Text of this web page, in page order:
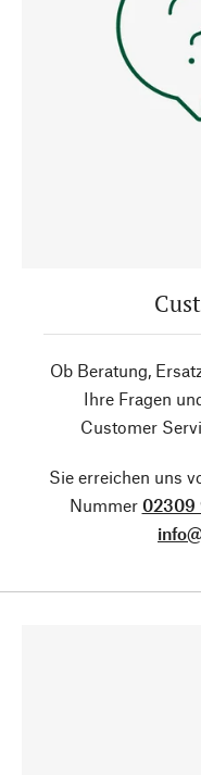
Ob Beratung,
Ihre Fragen
Customer
Sie erreichen uns
Nummer 02309